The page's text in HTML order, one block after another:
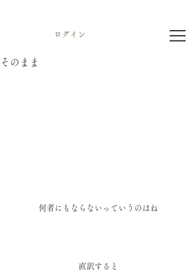
ログイン
そのまま
何者にもならないっていうのはね
直訳すると